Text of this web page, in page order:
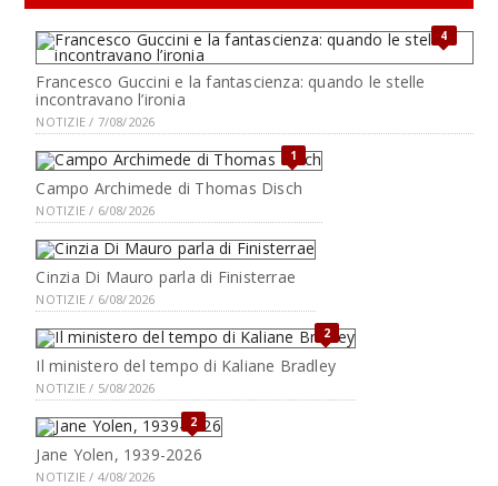
4
Francesco Guccini e la fantascienza: quando le stelle
incontravano l’ironia
NOTIZIE / 7/08/2026
1
Campo Archimede di Thomas Disch
NOTIZIE / 6/08/2026
Cinzia Di Mauro parla di Finisterrae
NOTIZIE / 6/08/2026
2
Il ministero del tempo di Kaliane Bradley
NOTIZIE / 5/08/2026
2
Jane Yolen, 1939-2026
NOTIZIE / 4/08/2026